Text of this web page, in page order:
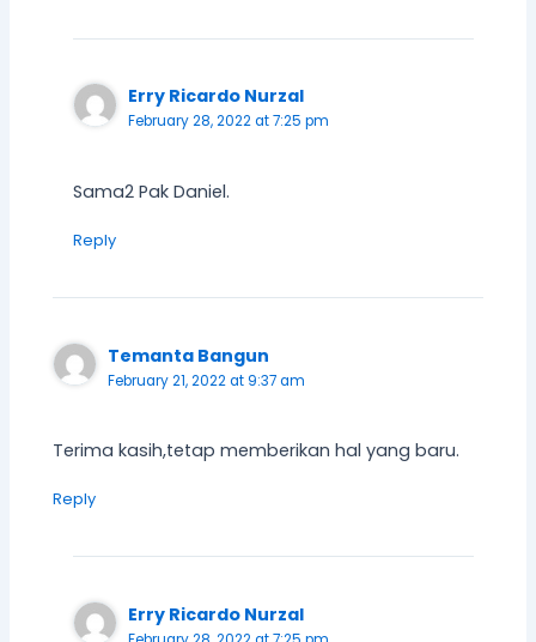
Erry Ricardo Nurzal
February 28, 2022 at 7:25 pm
Sama2 Pak Daniel.
Reply
Temanta Bangun
February 21, 2022 at 9:37 am
Terima kasih,tetap memberikan hal yang baru.
Reply
Erry Ricardo Nurzal